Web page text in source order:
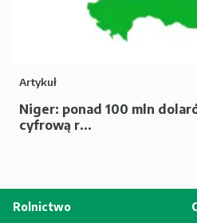
Artykuł
Niger: ponad 100 mln
cyfrową r...
Rolnictwo